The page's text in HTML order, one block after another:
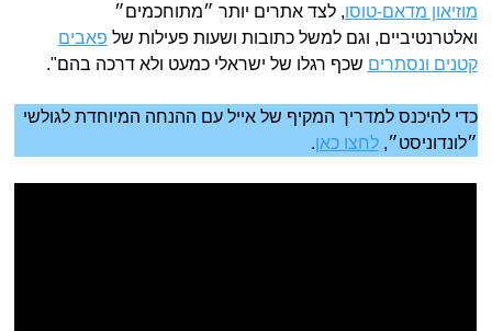
מוזיאון מדאם-טוסו, לצד אתרים יותר ״מתוחכמים״
ואלטרנטיביים, וגם למשל כתובות ושעות פעילות של פאבים
קטנים ונסתרים שכף רגלו של ישראלי כמעט ולא דרכה בהם".
כדי להיכנס למדריך המקיף של אייל עם ההנחה המיוחדת לגולשי
״לונדוניסט״,לחצו כאן.